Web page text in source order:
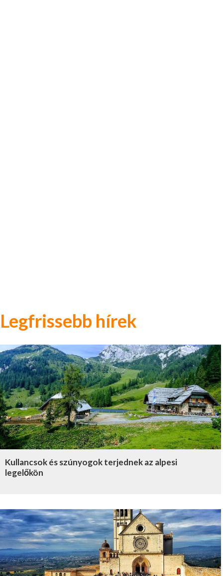
Legfrissebb hírek
Kullancsok és szúnyogok terjednek az alpesi
legelőkön